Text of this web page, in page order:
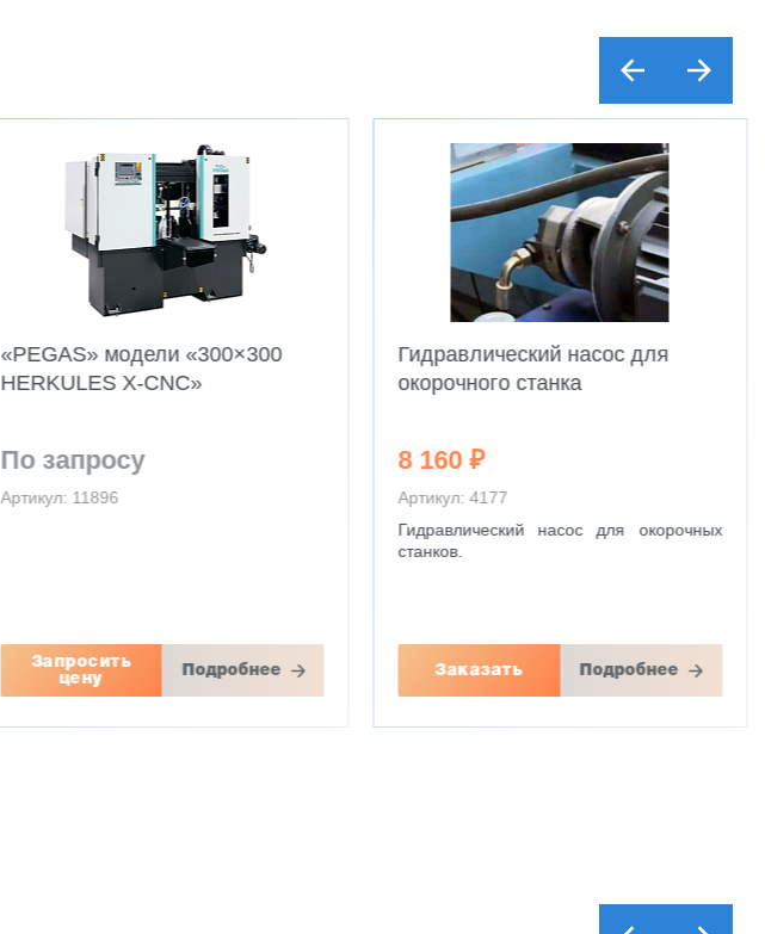
«PEGAS» модели «300×300
HERKULES X-CNC»
По запросу
Артикул: 11896
Запросить
цену
Подробнее
Гидравлический насос для
окорочного станка
8 160 ₽
Артикул: 4177
Гидравлический насос для окорочных
станков.
Заказать Подробнее